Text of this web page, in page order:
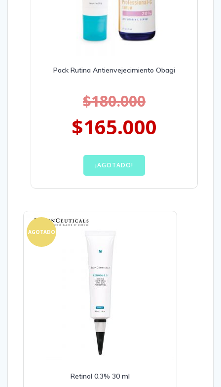
Pack Rutina Antienvejecimiento Obagi
$180.000
$165.000
¡AGOTADO!
AGOTADO
Retinol 0.3% 30 ml